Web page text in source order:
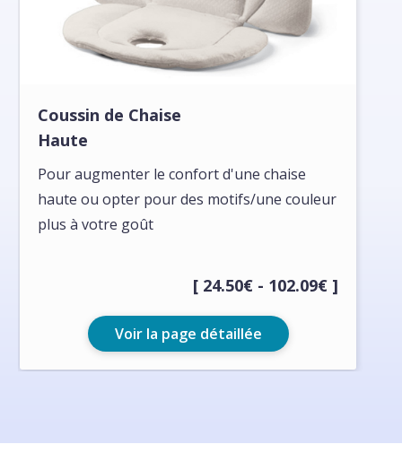
Coussin de Chaise
Haute
Pour augmenter le confort d'une chaise
haute ou opter pour des motifs/une couleur
plus à votre goût
[ 24.50€ - 102.09€ ]
Voir la page détaillée